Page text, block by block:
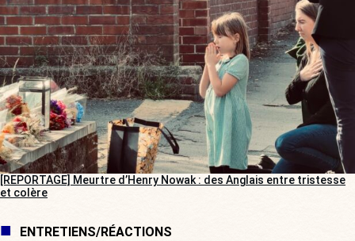
[REPORTAGE] Meurtre d’Henry Nowak : des Anglais entre tristesse
et colère
ENTRETIENS/RÉACTIONS